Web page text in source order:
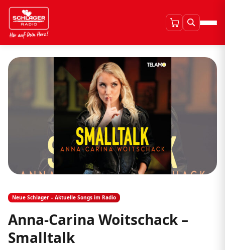
Neue Schlager – Aktuelle Songs im Radio
Anna-Carina Woitschack –
Smalltalk